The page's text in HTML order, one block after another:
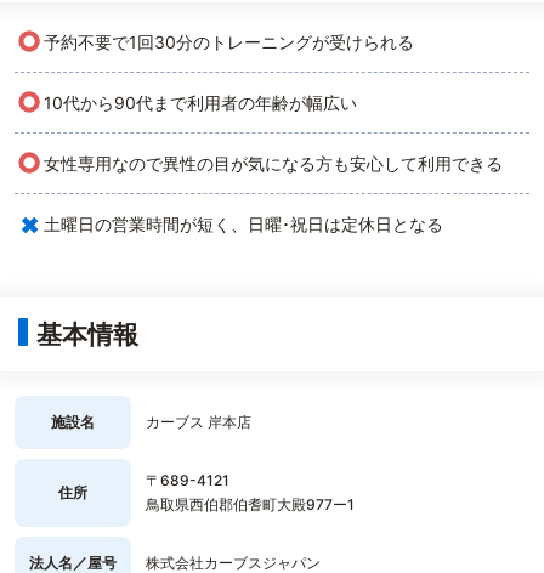
○予約不要で1回30分のトレーニングが受けられる
○10代から90代まで利用者の年齢が幅広い
○女性専用なので異性の目が気になる方も安心して利用できる
× 土曜日の営業時間が短く、日曜･祝日は定休日となる
基本情報
施設名 カーブス 岸本店
住所
〒689-4121
鳥取県西伯郡伯耆町大殿977ー1
法人名／屋号 株式会社カーブスジャパン